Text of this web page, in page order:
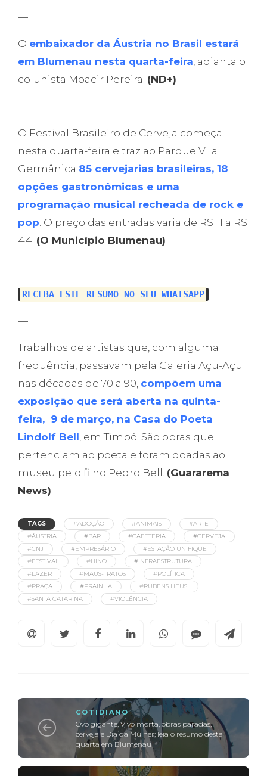
—
O embaixador da Áustria no Brasil estará
em Blumenau nesta quarta-feira, adianta o
colunista Moacir Pereira. (ND+)
—
O Festival Brasileiro de Cerveja começa
nesta quarta-feira e traz ao Parque Vila
Germânica 85 cervejarias brasileiras, 18
opções gastronômicas e uma
programação musical recheada de rock e
pop. O preço das entradas varia de R$ 11 a R$
44. (O Município Blumenau)
—
RECEBA ESTE RESUMO NO SEU WHATSAPP
—
Trabalhos de artistas que, com alguma
frequência, passavam pela Galeria Açu-Açu
nas décadas de 70 a 90, compõem uma
exposição que será aberta na quinta-
feira, 9 de março, na Casa do Poeta
Lindolf Bell, em Timbó. São obras que
pertenciam ao poeta e foram doadas ao
museu pelo filho Pedro Bell. (Guararema
News)
TAGS #ADOÇÃO #ANIMAIS
#ARTE
#ÁUSTRIA
#BAR #CAFETERIA
#CERVEJA
#CNJ
#EMPRESÁRIO
#ESTAÇÃO UNIFIQUE
#FESTIVAL
#HINO
#INFRAESTRUTURA
#LAZER
#MAUS-TRATOS
#POLÍTICA
#PRAÇA
#PRAINHA
#RUBENS HEUSI
#SANTA CATARINA
#VIOLÊNCIA
COTIDIANO
Ovo gigante, Vivo morta, obras paradas,
cerveja e Dia da Mulher; leia o resumo desta
quarta em Blumenau